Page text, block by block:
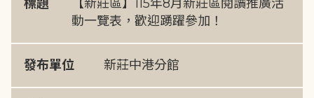
標題
【新莊區】115年8月新莊區閱讀推廣活
動一覽表，歡迎踴躍參加！
發布單位 新莊中港分館